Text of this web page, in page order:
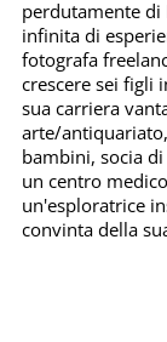
perdutamente di
infinita di
fotografa
crescere sei figli
sua carriera
arte/
bambini, socia
un centro
un'esploratrice
convinta della